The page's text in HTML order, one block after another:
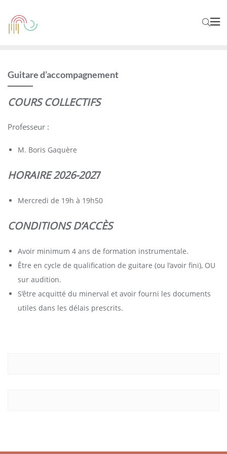
Guitare d’accompagnement
COURS COLLECTIFS
Professeur :
M. Boris Gaquère
HORAIRE 2026-2027
Mercredi de 19h à 19h50
CONDITIONS D’ACCÈS
Avoir minimum 4 ans de formation instrumentale.
Être en cycle de qualification de guitare (ou l’avoir fini), OU
sur audition.
S’être acquitté du minerval et avoir fourni les documents
utiles dans les délais prescrits.